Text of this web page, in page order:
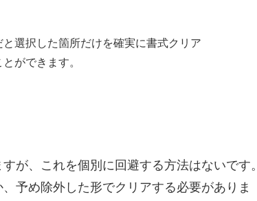
と選択した箇所だけを確実に書式クリア
ができます。
が、これを個別に回避する方法はないです。
予め除外した形でクリアする必要がありま